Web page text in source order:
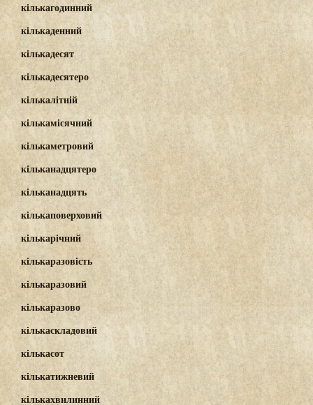
кількагодинний
кількаденний
кількадесят
кількадесятеро
кількалітній
кількамісячний
кількаметровий
кільканадцятеро
кільканадцять
кількаповерховий
кількарічний
кількаразовість
кількаразовий
кількаразово
кількаскладовий
кількасот
кількатижневий
кількахвилинний